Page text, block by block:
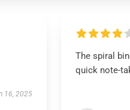
16, 2025
The spiral
quick note-